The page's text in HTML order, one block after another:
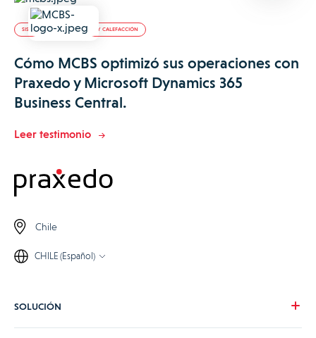
SISTEMAS DE CLIMATIZACIÓN Y CALEFACCIÓN
Cómo MCBS optimizó sus operaciones con
Praxedo y Microsoft Dynamics 365
Business Central.
Leer testimonio
Chile
CHILE (Español)
SOLUCIÓN